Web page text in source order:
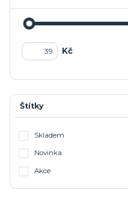
Kč
Štítky
Skladem
Novinka
Akce